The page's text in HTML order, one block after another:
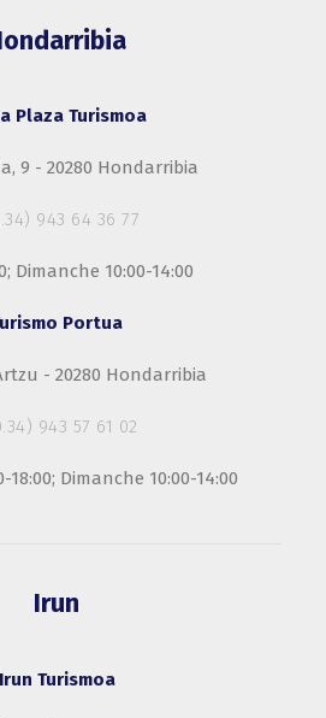
Plaza Turismoa
9 - 20280 Hondarribia
943 64 36 77
Dimanche 10:00-14:00
Portua
- 20280 Hondarribia
943 57 61 02
18:00; Dimanche 10:00-14:00
Irun
Irun Turismoa